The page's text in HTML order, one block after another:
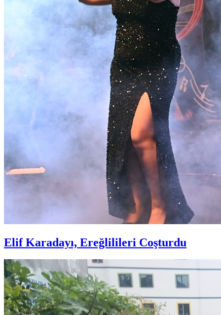
Elif Karadayı, Ereğlilileri Coşturdu